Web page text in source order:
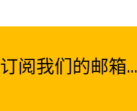
订阅我们的邮箱...